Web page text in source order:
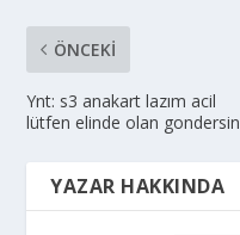
ÖNCEKI
Ynt: s3 anakart lazım acil
lütfen elinde olan gondersin
YAZAR HAKKINDA